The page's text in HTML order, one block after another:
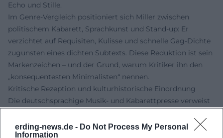
erding-news.de - Do Not Process My Personal
Information
Echo und Stille.
Im Genre-Vergleich positioniert sich Miller zwischen
politischem Kabarett, Sprachkunst und Stand-up: Er
verzichtet auf Requisiten, Kulisse und schnelle Gag-Dichte
zugunsten eines dichten Subtexts. Diese Reduktion ist sein
Markenzeichen – und der Grund, warum Kritiker ihn den
„konsequentesten Minimalisten“ nennen.
Kritische Rezeption und kulturhistorische Einordnung
Die deutschsprachige Musik- und Kabarettpresse verweist
„Elefanten im Raum“. Beobachter betonen den Effekt der